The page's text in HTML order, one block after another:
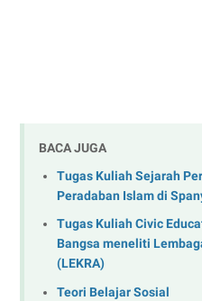
BACA JUGA
Tugas Kuliah Sejarah
Peradaban Islam di
Tugas Kuliah Civic
Bangsa meneliti
(LEKRA)
Teori Belajar Sosial